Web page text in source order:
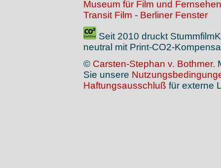
Museum für Film und Fernsehen
Transit Film - Berliner Fenster
Seit 2010 druckt
neutral mit Print-CO2-
© Carsten-Stephan v. Bothmer.
Sie unsere
Haftungsausschluß für externe